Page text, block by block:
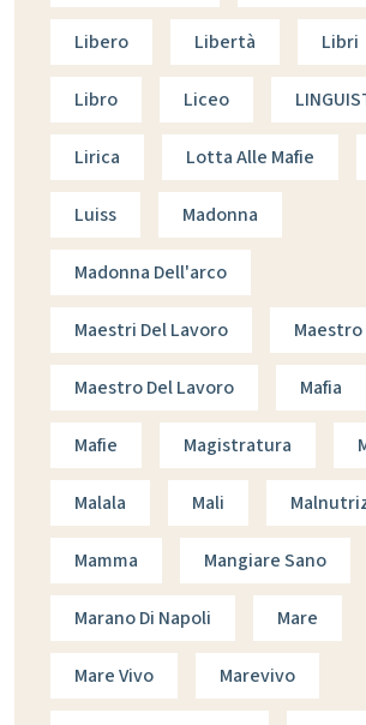
Libero Libertà Libri
Libro Liceo
Lirica Lotta Alle Mafie
Luiss Madonna
Madonna Dell'arco
Maestri Del Lavoro Maestro
Maestro Del Lavoro Mafia
Mafie Magistratura
Malala Mali
Mamma Mangiare Sano
Marano Di Napoli Mare
Mare Vivo Marevivo